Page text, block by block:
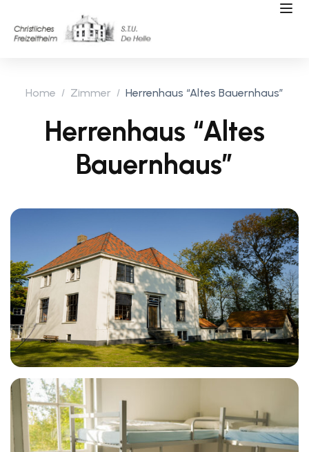
Home Zimmer Herrenhaus “Altes Bauernhaus”
Herrenhaus “Altes
Bauernhaus”